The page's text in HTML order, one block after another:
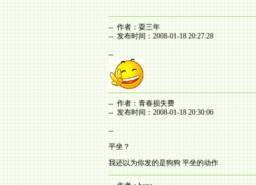
-- 作者：耍三年
-- 发布时间：2008-01-18 20:27:28
--
-- 作者：青春损失费
-- 发布时间：2008-01-18 20:30:06
--
平坐？
我还以为你发的是狗狗 平坐的动作